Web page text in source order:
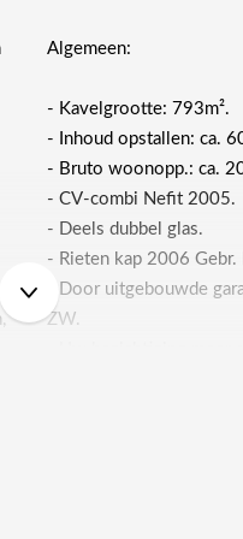
Algemeen:
- Kavelgrootte: 793m².
- Inhoud opstallen: ca.
- Bruto woonopp.: ca.
- CV-combi Nefit 2005.
- Deels dubbel glas.
- Rieten kap 2006 Gebr.
- Door uitgebouwde
ZW.